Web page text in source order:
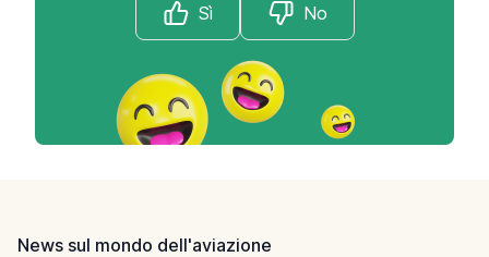
Sì No
News sul mondo dell'aviazione